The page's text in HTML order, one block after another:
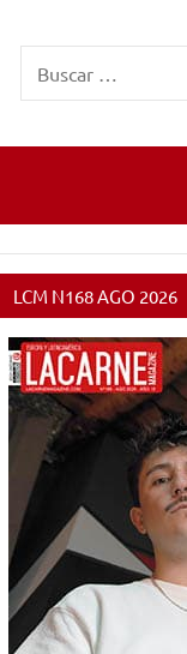
LCM N168 AGO 2026